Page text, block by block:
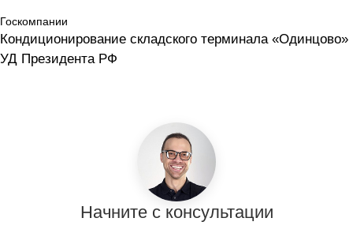
Госкомпании
Кондиционирование складского терминала «Одинцово»
УД Президента РФ
Начните с консультации